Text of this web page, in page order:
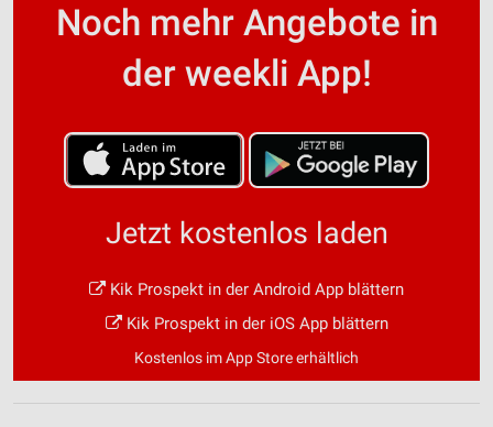
Noch mehr Angebote in
der weekli App!
Jetzt kostenlos laden
Kik Prospekt in der Android App blättern
Kik Prospekt in der iOS App blättern
Kostenlos im App Store erhältlich